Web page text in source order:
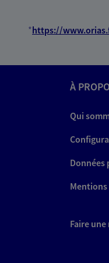
*https://
À
Qui
Données
Mentions
Faire